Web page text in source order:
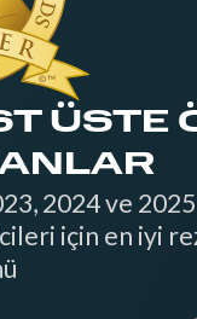
ÜSTE
2024 ve
için en iyi